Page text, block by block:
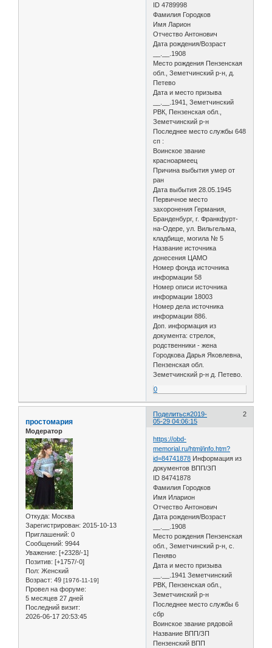
ID 4789998
Фамилия Городков
Имя Ларион
Отчество Антонович
Дата рождения/Возраст
__.__.1908
Место рождения Пензенская
обл., Земетчинский р-н, д.
Петево
Дата и место призыва
__.__.1941, Земетчинский
РВК, Пензенская обл.,
Земетчинский р-н
Последнее место службы 648
сп :
Воинское звание
красноармеец
Причина выбытия умер от
ран
Дата выбытия 28.05.1945
Первичное место
захоронения Германия,
Бранденбург, г. Франкфурт-
на-Одере, ул. Вильгельма,
кладбище, могила № 5
Название источника
донесения ЦАМО
Номер фонда источника
информации 58
Номер описи источника
информации 18003
Номер дела источника
информации 886.
Доп. информация из
документа: стрелок,
родственники - жена
Городкова Дарья Яковлевна,
Пензенская обл.
Земетчинский р-н д. Петево.
0
Поделиться 2
2019-
05-29 04:06:15
простомария
Модератор
Откуда: Москва
Зарегистрирован: 2015-10-13
Приглашений: 0
Сообщений: 9944
Уважение: [+2328/-1]
Позитив: [+1757/-0]
Пол: Женский
Возраст: 49 [1976-11-19]
Провел на форуме:
5 месяцев 27 дней
Последний визит:
2026-06-17 20:53:45
https://obd-
memorial.ru/html/info.htm?
id=84741878 Информация из
документов ВПП/ЗП
ID 84741878
Фамилия Городков
Имя Иларион
Отчество Антонович
Дата рождения/Возраст
__.__.1908
Место рождения Пензенская
обл., Земетчинский р-н, с.
Пеняво
Дата и место призыва
__.__.1941 Земетчинский
РВК, Пензенская обл.,
Земетчинский р-н
Последнее место службы 6
сбр
Воинское звание рядовой
Название ВПП/ЗП
Пензенский ВПП